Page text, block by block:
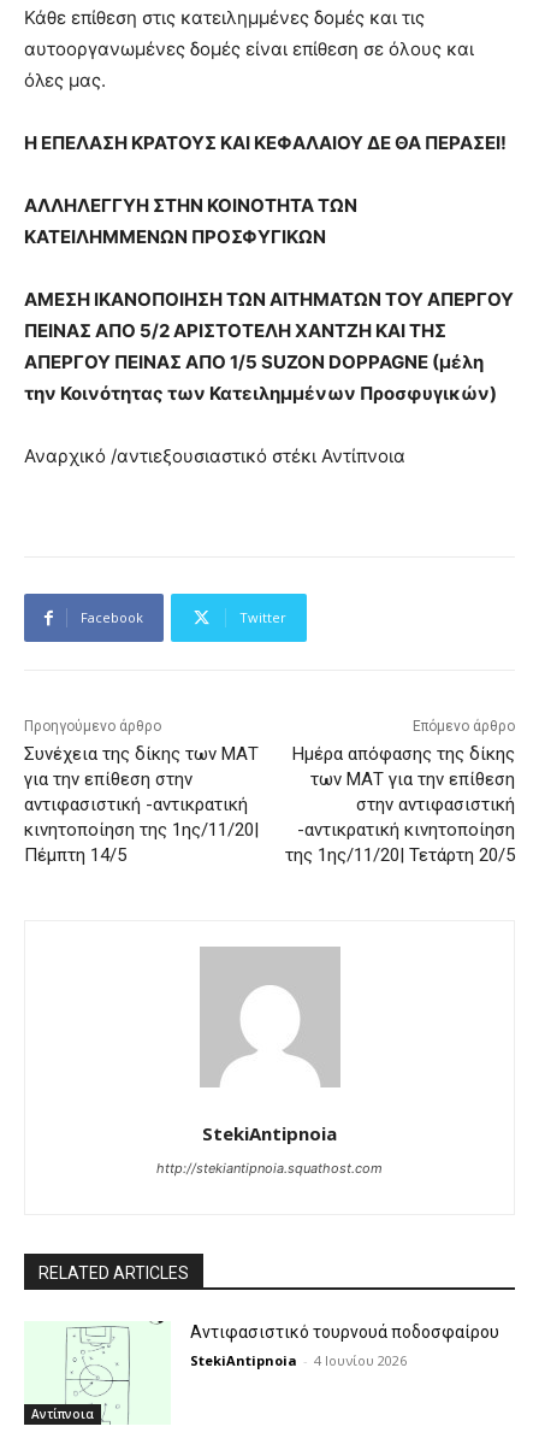
Κάθε επίθεση στις κατειλημμένες δομές και τις
αυτοοργανωμένες δομές είναι επίθεση σε όλους και
όλες μας.
Η ΕΠΕΛΑΣΗ ΚΡΑΤΟΥΣ ΚΑΙ ΚΕΦΑΛΑΙΟΥ ΔΕ ΘΑ ΠΕΡΑΣΕΙ!
ΑΛΛΗΛΕΓΓΥΗ ΣΤΗΝ ΚΟΙΝΟΤΗΤΑ ΤΩΝ
ΚΑΤΕΙΛΗΜΜΕΝΩΝ ΠΡΟΣΦΥΓΙΚΩΝ
ΑΜΕΣΗ ΙΚΑΝΟΠΟΙΗΣΗ ΤΩΝ ΑΙΤΗΜΑΤΩΝ ΤΟΥ ΑΠΕΡΓΟΥ
ΠΕΙΝΑΣ ΑΠΟ 5/2 ΑΡΙΣΤΟΤΕΛΗ ΧΑΝΤΖΗ ΚΑΙ ΤΗΣ
ΑΠΕΡΓΟΥ ΠΕΙΝΑΣ ΑΠΟ 1/5 SUZON DOPPAGNE (μέλη
την Κοινότητας των Κατειλημμένων Προσφυγικών)
Αναρχικό /αντιεξουσιαστικό στέκι Αντίπνοια
Facebook Twitter
Προηγούμενο άρθρο
Συνέχεια της δίκης των ΜΑΤ
για την επίθεση στην
αντιφασιστική -αντικρατική
κινητοποίηση της 1ης/11/20|
Πέμπτη 14/5
Επόμενο άρθρο
Ημέρα απόφασης της δίκης
των ΜΑΤ για την επίθεση
στην αντιφασιστική
-αντικρατική κινητοποίηση
της 1ης/11/20| Τετάρτη 20/5
StekiAntipnoia
http://stekiantipnoia.squathost.com
RELATED ARTICLES
Αντίπνοια
Αντιφασιστικό τουρνουά ποδοσφαίρου
StekiAntipnoia - 4 Ιουνίου 2026